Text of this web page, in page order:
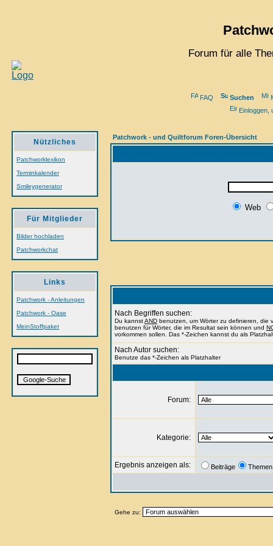
Forum für alle
FAQ Suchen
Einloggen,
Nützliches
Patchworklexikon
Terminkalender
Smileygenerator
Für Mitglieder
Bilder hochladen
Patchworkchat
Links
Patchwork - Anleitungen
Patchwork - Oase
MeinStoffpaket
Patchwork - und Quiltforum Foren-Übersicht
Web
Nach Begriffen suchen:
Du kannstAND benutzen, um Wörter zu definieren, die
benutzen für Wörter, die im Resultat sein können und
vorkommen sollen. Das *-Zeichen kannst du als
Nach Autor suchen:
Benutze das *-Zeichen als Platzhalter
Forum:
Kategorie:
Ergebnis anzeigen als: Beiträge Themen
Gehe zu: